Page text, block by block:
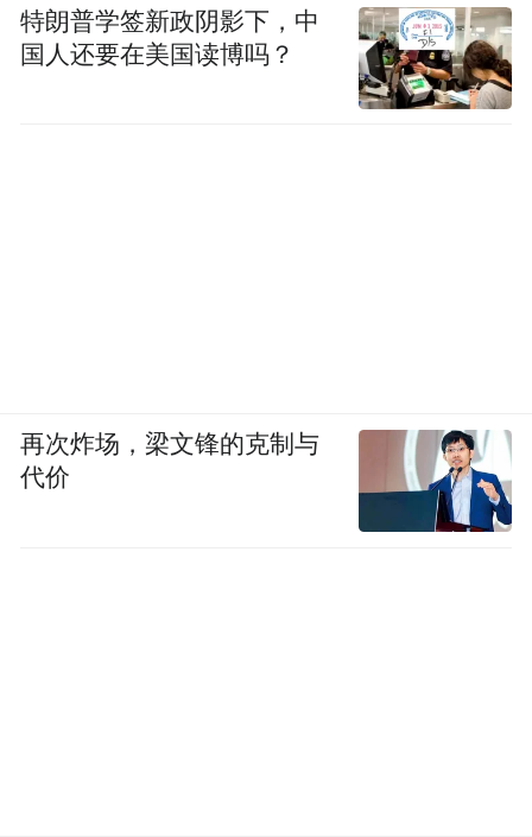
特朗普学签新政阴影下，中
国人还要在美国读博吗？
再次炸场，梁文锋的克制与
代价